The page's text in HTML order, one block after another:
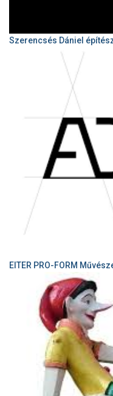
Szerencsés Dániel
EITER PRO-FORM